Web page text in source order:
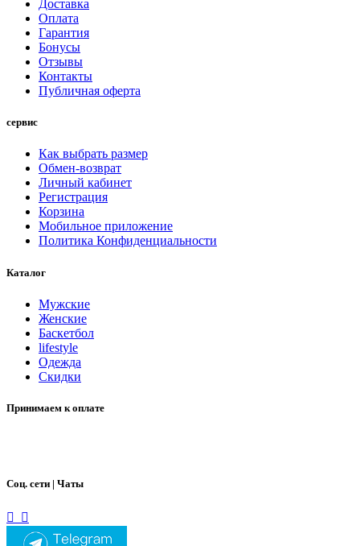
Доставка
Оплата
Гарантия
Бонусы
Отзывы
Контакты
Публичная оферта
сервис
Как выбрать размер
Обмен-возврат
Личный кабинет
Регистрация
Корзина
Мобильное приложение
Политика Конфиденциальности
Каталог
Мужские
Женские
Баскетбол
lifestyle
Одежда
Скидки
Принимаем к оплате
Соц. сети | Чаты